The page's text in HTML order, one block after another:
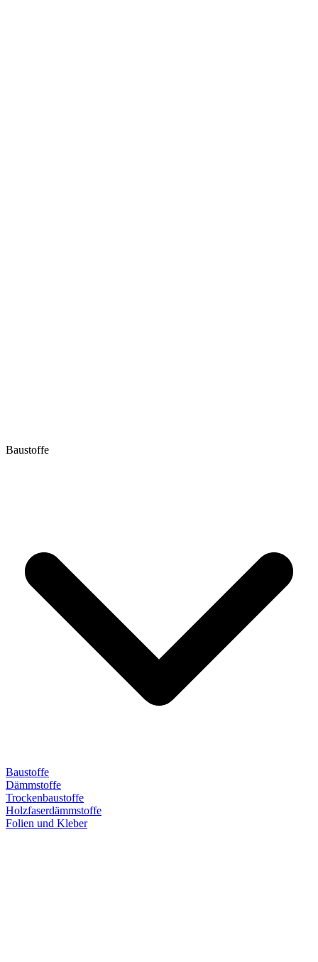
Baustoffe
Baustoffe
Dämmstoffe
Trockenbaustoffe
Holzfaserdämmstoffe
Folien und Kleber